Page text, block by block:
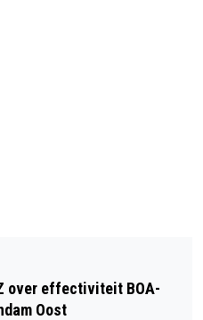
OPGEPAKT
AMSTERDAM
KOOP
1228,07
over effectiviteit BOA-
Oost